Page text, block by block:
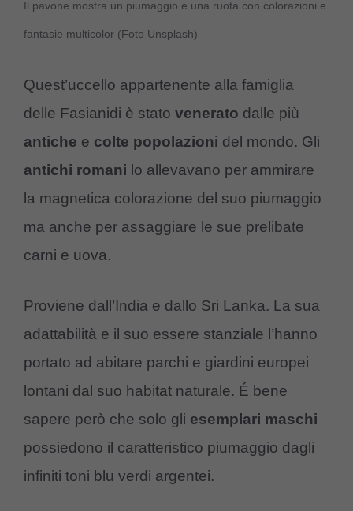
Il pavone mostra un piumaggio e una ruota con colorazioni e
fantasie multicolor (Foto Unsplash)
Quest’uccello appartenente alla famiglia
delle Fasianidi è stato venerato dalle più
antiche e colte popolazioni del mondo. Gli
antichi romani lo allevavano per ammirare
la magnetica colorazione del suo piumaggio
ma anche per assaggiare le sue prelibate
carni e uova.
Proviene dall’India e dallo Sri Lanka. La sua
adattabilità e il suo essere stanziale l’hanno
portato ad abitare parchi e giardini europei
lontani dal suo habitat naturale. É bene
sapere però che solo gli esemplari maschi
possiedono il caratteristico piumaggio dagli
infiniti toni blu verdi argentei.